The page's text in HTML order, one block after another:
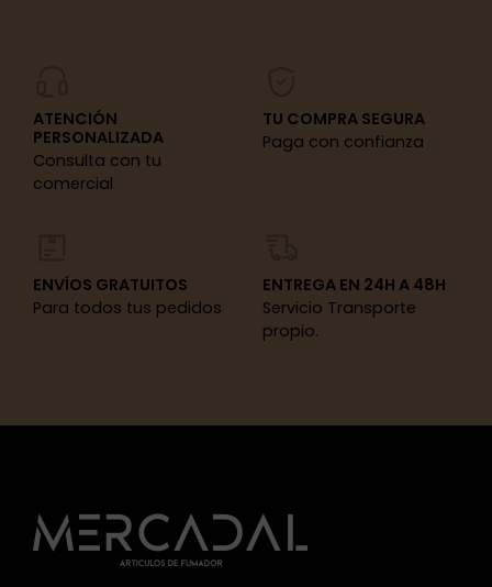
ATENCIÓN
PERSONALIZADA
Consulta con tu
comercial
TU COMPRA SEGURA
Paga con confianza
ENVÍOS GRATUITOS
Para todos tus pedidos
ENTREGA EN 24H A 48H
Servicio Transporte
propio.